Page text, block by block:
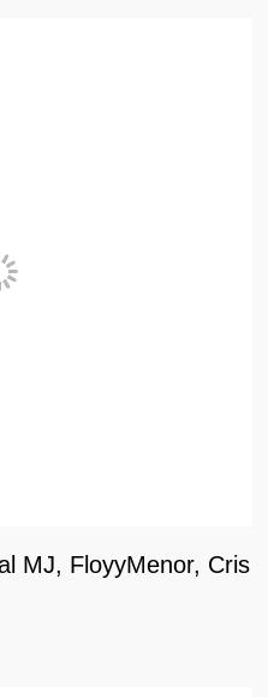
MJ, FloyyMenor, Cris